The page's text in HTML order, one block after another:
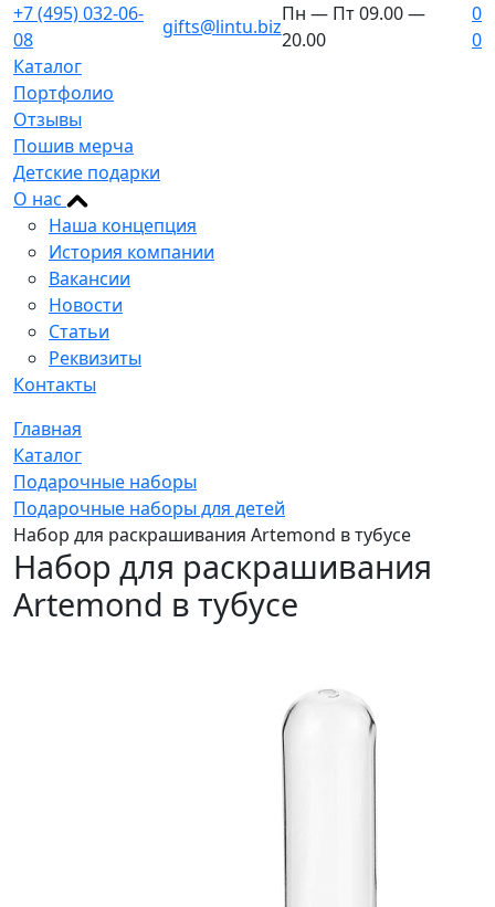
+7 (495) 032-06-
08
gifts@lintu.biz
Пн — Пт 09.00 —
20.00
0
0
Каталог
Портфолио
Отзывы
Пошив мерча
Детские подарки
О нас
Наша концепция
История компании
Вакансии
Новости
Статьи
Реквизиты
Контакты
Главная
Каталог
Подарочные наборы
Подарочные наборы для детей
Набор для раскрашивания Artemond в тубусе
Набор для раскрашивания
Artemond в тубусе